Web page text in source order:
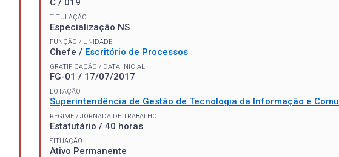
TITULAÇÃO
Especialização NS
FUNÇÃO / UNIDADE
Chefe / Escritório de Processos
GRATIFICAÇÃO / DATA INICIAL
FG-01 / 17/07/2017
LOTAÇÃO
Superintendência de Gestão de Tecnologia da Informação e
REGIME / JORNADA DE TRABALHO
Estatutário / 40 horas
SITUAÇÃO
Ativo Permanente